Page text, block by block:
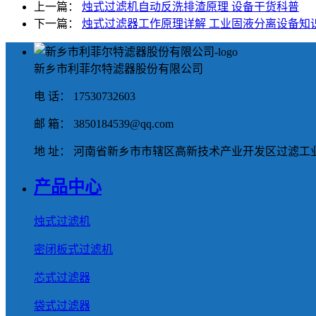
上一篇： 烛式过滤机自动反洗排渣原理 设备干货科普
下一篇： 烛式过滤器工作原理详解 工业固液分离设备知
新乡市利菲尔特滤器股份有限公司
电 话： 17530732603
邮 箱： 3850184539@qq.com
地 址： 河南省新乡市市辖区高新技术产业开发区过滤工
产品中心
烛式过滤机
密闭板式过滤机
芯式过滤器
袋式过滤器